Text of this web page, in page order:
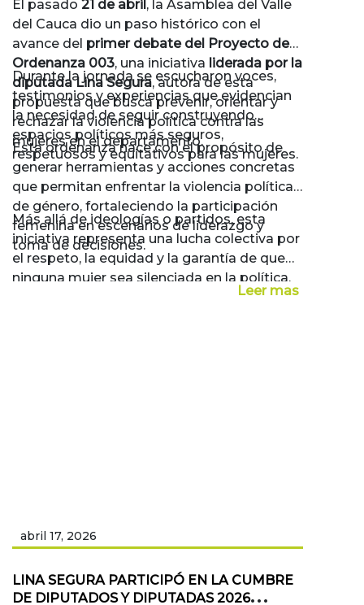
DIPUTADA LINA SEGURA
El pasado 21 de abril, la Asamblea del Valle
del Cauca dio un paso histórico con el
avance del primer debate del Proyecto de
Ordenanza 003, una iniciativa liderada por la
diputada Lina Segura, autora de esta
propuesta que busca prevenir, orientar y
rechazar la violencia política contra las
mujeres en el departamento.
Durante la jornada se escucharon voces,
testimonios y experiencias que evidencian
la necesidad de seguir construyendo
espacios políticos más seguros,
respetuosos y equitativos para las mujeres.
Esta ordenanza nace con el propósito de
generar herramientas y acciones concretas
que permitan enfrentar la violencia política
de género, fortaleciendo la participación
femenina en escenarios de liderazgo y
toma de decisiones.
Más allá de ideologías o partidos, esta
iniciativa representa una lucha colectiva por
el respeto, la equidad y la garantía de que
ninguna mujer sea silenciada en la política.
Leer mas
abril 17, 2026
LINA SEGURA PARTICIPÓ EN LA CUMBRE
DE DIPUTADOS Y DIPUTADAS 2026